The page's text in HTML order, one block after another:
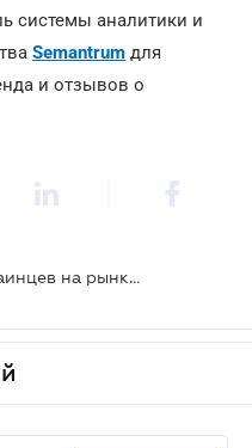
системы аналитики и
Semantrum для
и отзывов о
Какие изменения ожидают украинцев на рынке труда